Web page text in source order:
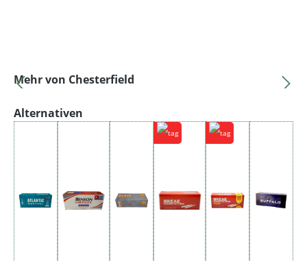
Produktgalerie überspringen
Mehr von Chesterfield
Produktgalerie überspringen
Alternativen